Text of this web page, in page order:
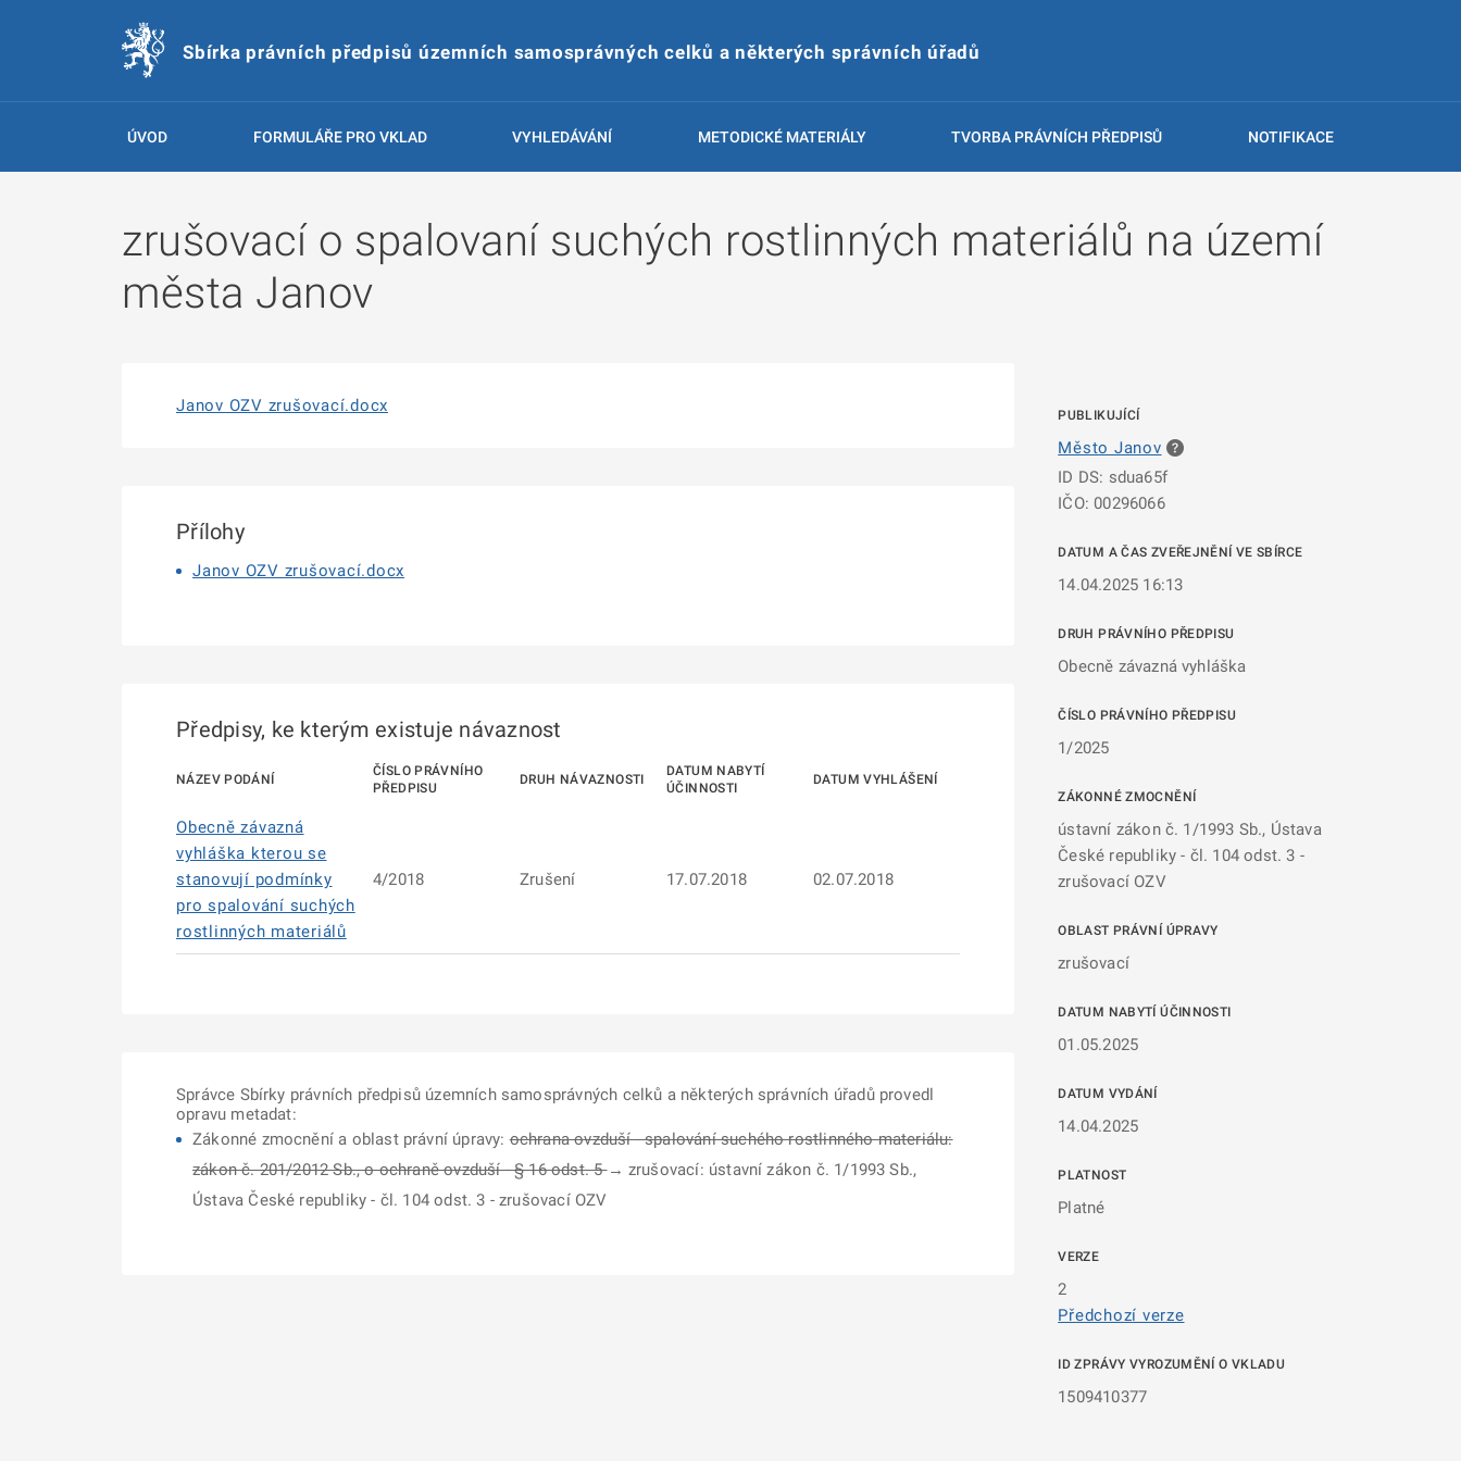
Sbírka právních předpisů územních samosprávných celků a některých správních úřadů
ÚVOD FORMULÁŘE PRO VKLAD VYHLEDÁVÁNÍ METODICKÉ MATERIÁLY TVORBA PRÁVNÍCH PŘEDPISŮ NOTIFIKACE
zrušovací o spalovaní suchých rostlinných materiálů na území
města Janov
PUBLIKUJÍCÍ
Město Janov
ID DS: sdua65f
IČO: 00296066
DATUM A ČAS ZVEŘEJNĚNÍ VE SBÍRCE
14.04.2025 16:13
DRUH PRÁVNÍHO PŘEDPISU
Obecně závazná vyhláška
ČÍSLO PRÁVNÍHO PŘEDPISU
1/2025
ZÁKONNÉ ZMOCNĚNÍ
ústavní zákon č. 1/1993 Sb., Ústava
České republiky - čl. 104 odst. 3 -
zrušovací OZV
OBLAST PRÁVNÍ ÚPRAVY
zrušovací
DATUM NABYTÍ ÚČINNOSTI
01.05.2025
DATUM VYDÁNÍ
14.04.2025
PLATNOST
Platné
VERZE
2
Předchozí verze
ID ZPRÁVY VYROZUMĚNÍ O VKLADU
1509410377
Janov OZV zrušovací.docx
Přílohy
Janov OZV zrušovací.docx
Předpisy, ke kterým existuje návaznost
NÁZEV PODÁNÍ
ČÍSLO PRÁVNÍHO
PŘEDPISU
DRUH NÁVAZNOSTI
DATUM NABYTÍ
ÚČINNOSTI
DATUM VYHLÁŠENÍ
Obecně závazná
vyhláška kterou se
stanovují podmínky
pro spalování suchých
rostlinných materiálů
4/2018 Zrušení 17.07.2018 02.07.2018
Správce Sbírky právních předpisů územních samosprávných celků a některých správních úřadů provedl
opravu metadat:
Zákonné zmocnění a oblast právní úpravy:ochrana ovzduší - spalování suchého rostlinného materiálu:
zákon č. 201/2012 Sb., o ochraně ovzduší - § 16 odst. 5→ zrušovací: ústavní zákon č. 1/1993 Sb.,
Ústava České republiky - čl. 104 odst. 3 - zrušovací OZV